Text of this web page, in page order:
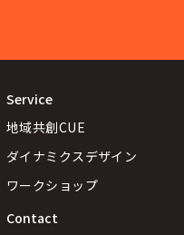
Service
地域共創CUE
ダイナミクスデザイン
ワークショップ
Contact